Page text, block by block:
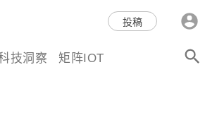
,科技,资讯,动态,洞
,AI,人工智能,机器
投稿
技洞察 矩阵IOT